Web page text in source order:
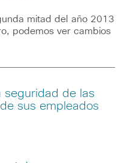
mitad del año 2013
podemos ver cambios
seguridad de las
sus empleados